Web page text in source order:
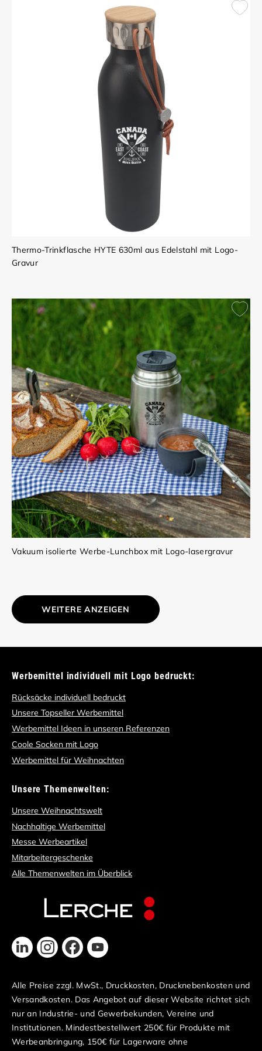
Thermo-Trinkflasche HYTE 630ml aus Edelstahl mit Logo-
Gravur
Vakuum isolierte Werbe-Lunchbox mit Logo-lasergravur
WEITERE ANZEIGEN
Werbemittel individuell mit Logo bedruckt:
Rücksäcke individuell bedruckt
Unsere Topseller Werbemittel
Werbemittel Ideen in unseren Referenzen
Coole Socken mit Logo
Werbemittel für Weihnachten
Unsere Themenwelten:
Unsere Weihnachtswelt
Nachhaltige Werbemittel
Messe Werbeartikel
Mitarbeitergeschenke
Alle Themenwelten im Überblick
Alle Preise zzgl. MwSt., Druckkosten, Drucknebenkosten und
Versandkosten. Das Angebot auf dieser Website richtet sich
nur an Industrie- und Gewerbekunden, Vereine und
Institutionen. Mindestbestellwert 250€ für Produkte mit
Werbeanbringung, 150€ für Lagerware ohne